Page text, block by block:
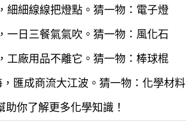
細細線線把燈點。猜一物：電子燈
一日三餐氣氣吹。猜一物：風化石
工廠用品不離它。猜一物：棒球棍
匯成商流大江波。猜一物：化學材料
你了解更多化學知識！